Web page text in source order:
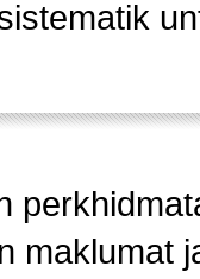
maklumat